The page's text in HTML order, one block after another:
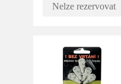
Nelze rezervovat